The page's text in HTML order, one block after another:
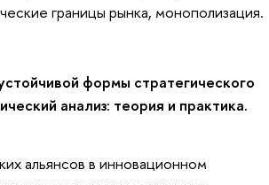
границы рынка, монополизация.
формы стратегического
анализ: теория и практика.
альянсов в инновационном